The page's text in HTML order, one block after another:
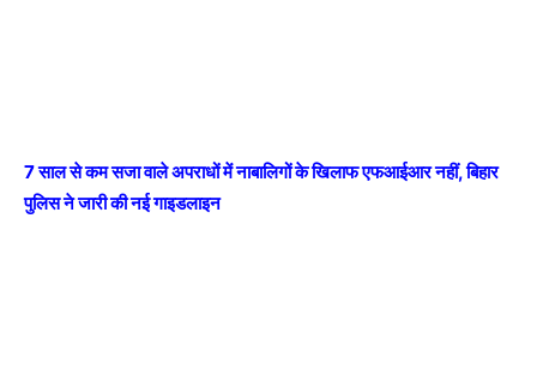
7 साल से कम सजा वाले अपराधों में नाबालिगों के खिलाफ एफआईआर नहीं, बिहार
पुलिस ने जारी की नई गाइडलाइन